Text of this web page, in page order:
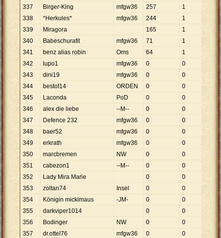
337
Birger-King mfgw36 257 1
338
*Herkules* mfgw36 244 1
339
Miragora 165 1
165
340
Babeschurafit mfgw36 71 1
341
benz alias robin Oms 64 1
64
342
lupo1 mfgw36 0
0
343
dini19 mfgw36 0
0
344
bestof14 ORDEN 0
0
345
Laconda PoD 0
0
346
alex die liebe --M-- 0
0
347
Defence 232 mfgw36 0
0
348
baer52 mfgw36 0
0
349
erkrath mfgw36 0
0
350
marcbremen NW 0
0
351
cabezon1 --M-- 0
0
352
Lady Mira Marie 0
0
353
zoltan74 Insel 0
0
354
Königin mickimaus -JM- 0
0
355
darkviper1014 0
0
356
Bodinger NW 0
0
357
dr.ottel76 mfgw36 0 0